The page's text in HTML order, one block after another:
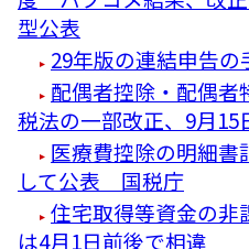
型公表
29年版の連結申告の
配偶者控除・配偶者
税法の一部改正、9月15
医療費控除の明細書
して公表 国税庁
住宅取得等資金の
は4月1日前後で相違